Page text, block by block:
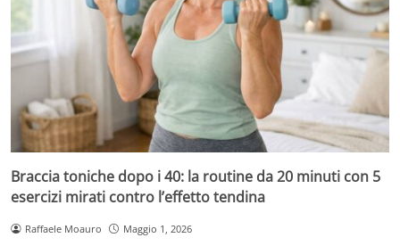
Braccia toniche dopo i 40: la routine da 20 minuti con 5
esercizi mirati contro l’effetto tendina
Raffaele Moauro Maggio 1, 2026